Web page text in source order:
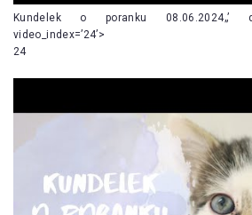
Kundelek o poranku 08.06.2024„’
video_index=’24’>
24